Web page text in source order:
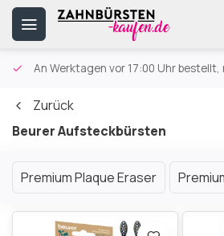
An Werktagen vor 17:00 Uhr
Zurück
Beurer Aufsteckbürsten
Premium Plaque Eraser